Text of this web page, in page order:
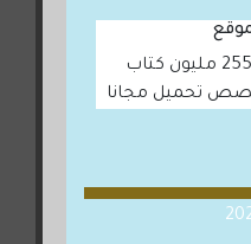
موقع يضم أكثر من 255 مليون كتاب
تحميل مجانا